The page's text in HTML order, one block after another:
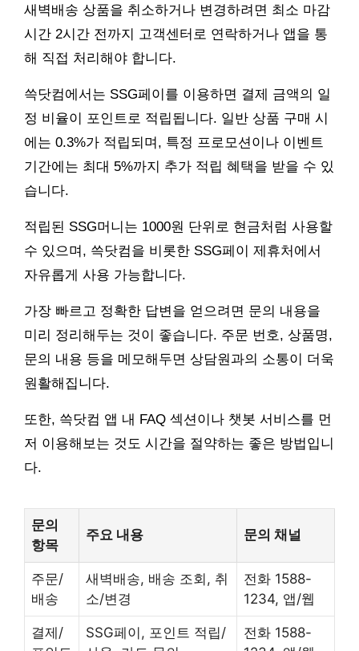
새벽배송 상품을 취소하거나 변경하려면 최소 마감
시간 2시간 전까지 고객센터로 연락하거나 앱을 통
해 직접 처리해야 합니다.
쓱닷컴에서는 SSG페이를 이용하면 결제 금액의 일
정 비율이 포인트로 적립됩니다. 일반 상품 구매 시
에는 0.3%가 적립되며, 특정 프로모션이나 이벤트
기간에는 최대 5%까지 추가 적립 혜택을 받을 수 있
습니다.
적립된 SSG머니는 1000원 단위로 현금처럼 사용할
수 있으며, 쓱닷컴을 비롯한 SSG페이 제휴처에서
자유롭게 사용 가능합니다.
가장 빠르고 정확한 답변을 얻으려면 문의 내용을
미리 정리해두는 것이 좋습니다. 주문 번호, 상품명,
문의 내용 등을 메모해두면 상담원과의 소통이 더욱
원활해집니다.
또한, 쓱닷컴 앱 내 FAQ 섹션이나 챗봇 서비스를 먼
저 이용해보는 것도 시간을 절약하는 좋은 방법입니
다.
문의
항목
주요 내용 문의 채널
주문/
배송
새벽배송, 배송 조회, 취
소/변경
전화 1588-
1234, 앱/웹
결제/
SSG페이, 포인트 적립/
전화 1588-